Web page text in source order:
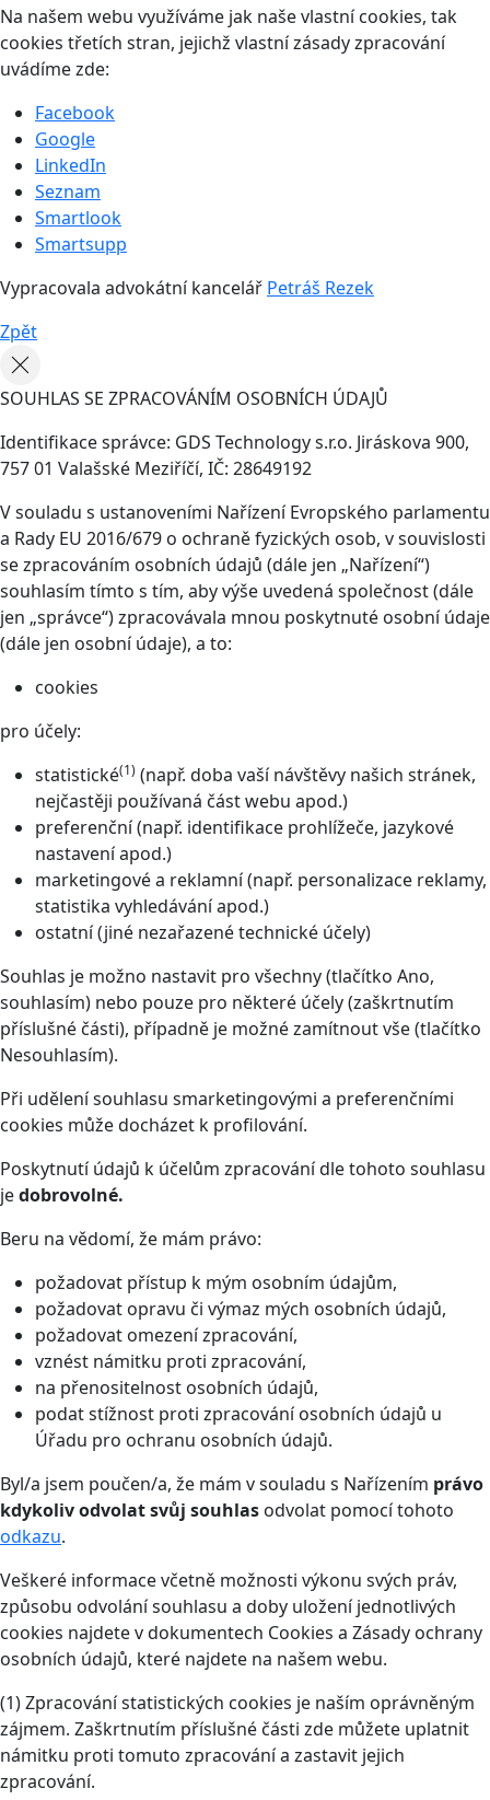
Na našem webu využíváme jak naše vlastní cookies, tak
cookies třetích stran, jejichž vlastní zásady zpracování
uvádíme zde:
Facebook
Google
LinkedIn
Seznam
Smartlook
Smartsupp
Vypracovala advokátní kancelář Petráš Rezek
Zpět
SOUHLAS SE ZPRACOVÁNÍM OSOBNÍCH ÚDAJŮ
Identifikace správce: GDS Technology s.r.o. Jiráskova 900,
757 01 Valašské Meziříčí, IČ: 28649192
V souladu s ustanoveními Nařízení Evropského parlamentu
a Rady EU 2016/679 o ochraně fyzických osob, v souvislosti
se zpracováním osobních údajů (dále jen „Nařízení“)
souhlasím tímto s tím, aby výše uvedená společnost (dále
jen „správce“) zpracovávala mnou poskytnuté osobní údaje
(dále jen osobní údaje), a to:
cookies
pro účely:
statistické(1) (např. doba vaší návštěvy našich stránek,
nejčastěji používaná část webu apod.)
preferenční (např. identifikace prohlížeče, jazykové
nastavení apod.)
marketingové a reklamní (např. personalizace reklamy,
statistika vyhledávání apod.)
ostatní (jiné nezařazené technické účely)
Souhlas je možno nastavit pro všechny (tlačítko Ano,
souhlasím) nebo pouze pro některé účely (zaškrtnutím
příslušné části), případně je možné zamítnout vše (tlačítko
Nesouhlasím).
Při udělení souhlasu smarketingovými a preferenčními
cookies může docházet k profilování.
Poskytnutí údajů k účelům zpracování dle tohoto souhlasu
jedobrovolné.
Beru na vědomí, že mám právo:
požadovat přístup k mým osobním údajům,
požadovat opravu či výmaz mých osobních údajů,
požadovat omezení zpracování,
vznést námitku proti zpracování,
na přenositelnost osobních údajů,
podat stížnost proti zpracování osobních údajů u
Úřadu pro ochranu osobních údajů.
Byl/a jsem poučen/a, že mám v souladu s Nařízením právo
kdykoliv odvolat svůj souhlas odvolat pomocí tohoto
odkazu.
Veškeré informace včetně možnosti výkonu svých práv,
způsobu odvolání souhlasu a doby uložení jednotlivých
cookies najdete v dokumentech Cookies a Zásady ochrany
osobních údajů, které najdete na našem webu.
(1) Zpracování statistických cookies je naším oprávněným
zájmem. Zaškrtnutím příslušné části zde můžete uplatnit
námitku proti tomuto zpracování a zastavit jejich
zpracování.